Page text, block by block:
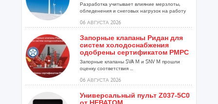
Разработка учитывает влияние мерзлоты,
обледенения и снеговых нагрузок на работу
06 АВГУСТА 2026
Запорные клапаны Ридан для
систем холодоснабжения
одобрены сертификатом РМРС
Запорные клапаны SVA M и SNV M прошли
оценку соответствия ...
06 АВГУСТА 2026
Универсальный пульт Z037-5C0
от НЕВАТОМ